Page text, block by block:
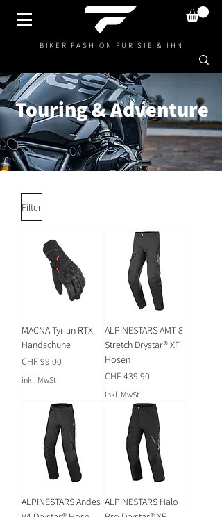
BIKER FASHION FÜR SIE & IHN
Touring & Adventure
Filter
MACNA Tyrian RTX
Handschuhe
Preis
CHF 99.00
inkl. MwSt
ALPINESTARS AMT-8
Stretch Drystar® XF
Hosen
Preis
CHF 439.90
inkl. MwSt
ALPINESTARS Andes ALPINESTARS Halo